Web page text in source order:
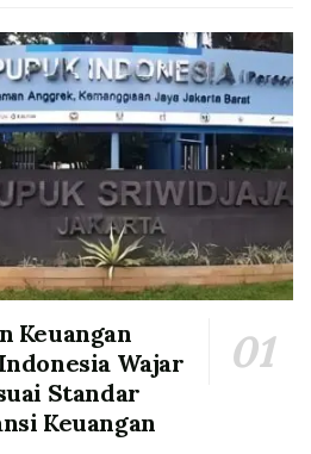
Keuangan
Wajar
Standar
Keuangan